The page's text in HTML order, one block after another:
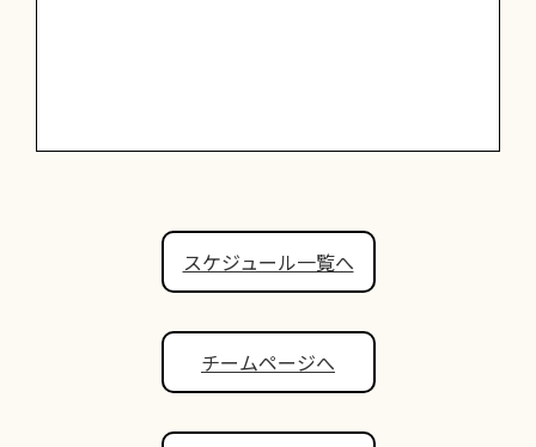
スケジュール一覧へ
チームページへ